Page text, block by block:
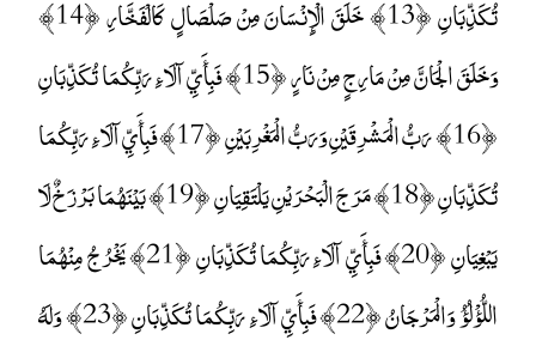
تُكَذِّبَانِ ﴿13﴾ خَلَقَ الْإِنْسَانَ مِنْ صَلْصَالٍ كَالْفَخَّارِ ﴿14﴾
وَخَلَقَ الْجَانَّ مِنْ مَارِجٍ مِنْ نَارٍ ﴿15﴾ فَبِأَيِّ آلَاءِ رَبِّكُمَا تُكَذِّبَانِ
﴿16﴾ رَبُّ الْمَشْرِقَيْنِ وَرَبُّ الْمَغْرِبَيْنِ ﴿17﴾ فَبِأَيِّ آلَاءِ رَبِّكُمَا
تُكَذِّبَانِ ﴿18﴾ مَرَجَ الْبَحْرَيْنِ يَلْتَقِيَانِ ﴿19﴾ بَيْنَهُمَا بَرْزَخٌ لَا
يَبْغِيَانِ ﴿20﴾ فَبِأَيِّ آلَاءِ رَبِّكُمَا تُكَذِّبَانِ ﴿21﴾ يَخْرُجُ مِنْهُمَا
اللُّؤْلُؤُ وَالْمَرْجَانُ ﴿22﴾ فَبِأَيِّ آلَاءِ رَبِّكُمَا تُكَذِّبَانِ ﴿23﴾ وَلَهُ